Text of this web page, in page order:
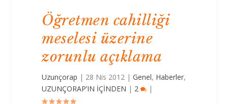
Öğretmen cahilliği
meselesi üzerine
zorunlu açıklama
Uzunçorap | 28 Nis 2012 |Genel, Haberler,
UZUNÇORAP’IN İÇİNDEN | 2 |